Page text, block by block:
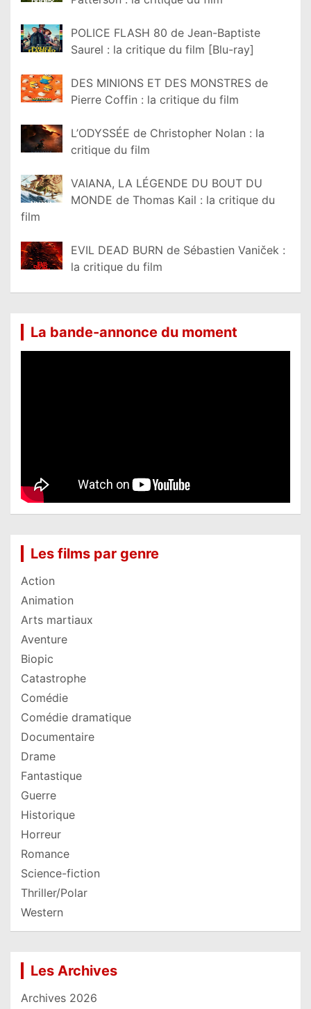
POLICE FLASH 80 de Jean-Baptiste
Saurel : la critique du film [Blu-ray]
DES MINIONS ET DES MONSTRES de
Pierre Coffin : la critique du film
L’ODYSSÉE de Christopher Nolan : la
critique du film
VAIANA, LA LÉGENDE DU BOUT DU
MONDE de Thomas Kail : la critique du
film
EVIL DEAD BURN de Sébastien Vaniček :
la critique du film
La bande-annonce du moment
Les films par genre
Action
Animation
Arts martiaux
Aventure
Biopic
Catastrophe
Comédie
Comédie dramatique
Documentaire
Drame
Fantastique
Guerre
Historique
Horreur
Romance
Science-fiction
Thriller/Polar
Western
Les Archives
Archives 2026